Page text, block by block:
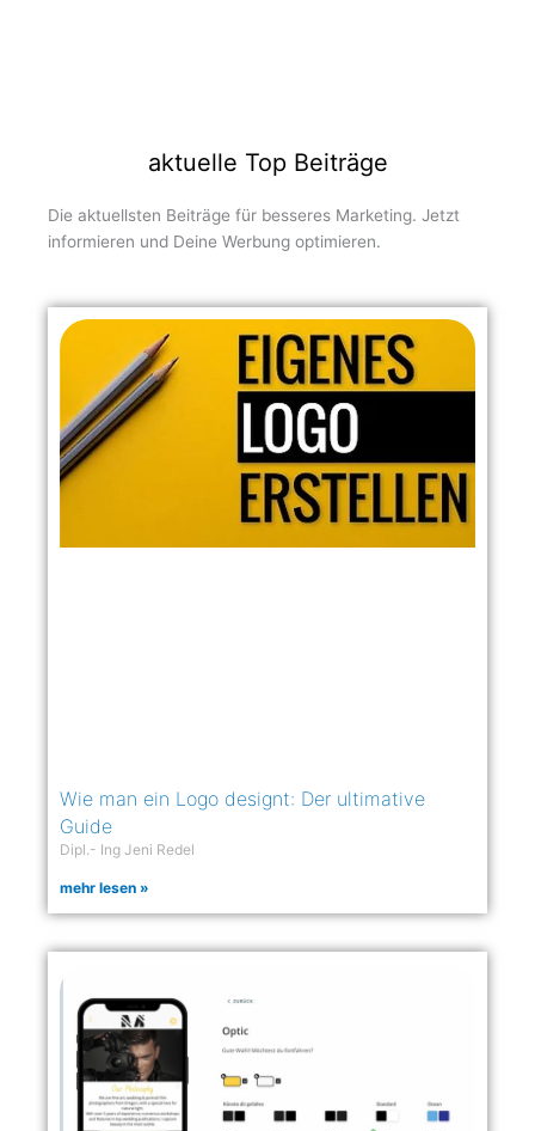
aktuelle Top Beiträge
Die aktuellsten Beiträge für besseres Marketing. Jetzt
informieren und Deine Werbung optimieren.
Wie man ein Logo designt: Der ultimative
Guide
Dipl.- Ing Jeni Redel
mehr lesen »